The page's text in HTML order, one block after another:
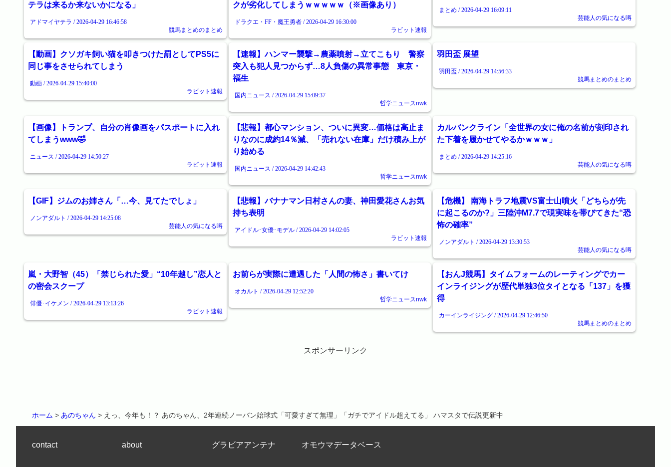
テラは来るか来ないかになる」
アドマイヤテラ / 2026-04-29 16:46:58
競馬まとめのまとめ
クが劣化してしまうｗｗｗｗｗ（※画像あり）
ドラクエ・FF・魔王勇者 / 2026-04-29 16:30:00
ラビット速報
まとめ / 2026-04-29 16:09:11
芸能人の気になる噂
【動画】クソガキ飼い猫を叩きつけた罰としてPS5に
同じ事をさせられてしまう
動画 / 2026-04-29 15:40:00
ラビット速報
【速報】ハンマー襲撃→農薬噴射→立てこもり 警察
突入も犯人見つからず…8人負傷の異常事態 東京・
福生
国内ニュース / 2026-04-29 15:09:37
哲学ニュースnwk
羽田盃 展望
羽田盃 / 2026-04-29 14:56:33
競馬まとめのまとめ
【画像】トランプ、自分の肖像画をパスポートに入れ
てしまうwww🤣
ニュース / 2026-04-29 14:50:27
ラビット速報
【悲報】都心マンション、ついに異変…価格は高止ま
りなのに成約14％減、「売れない在庫」だけ積み上が
り始める
国内ニュース / 2026-04-29 14:42:43
哲学ニュースnwk
カルバンクライン「全世界の女に俺の名前が刻印され
た下着を履かせてやるかｗｗｗ」
まとめ / 2026-04-29 14:25:16
芸能人の気になる噂
【GIF】ジムのお姉さん「…今、見てたでしょ」
ノンアダルト / 2026-04-29 14:25:08
芸能人の気になる噂
【悲報】バナナマン日村さんの妻、神田愛花さんお気
持ち表明
アイドル･女優･モデル / 2026-04-29 14:02:05
ラビット速報
【危機】 南海トラフ地震VS富士山噴火「どちらが先
に起こるのか?」三陸沖M7.7で現実味を帯びてきた“恐
怖の確率”
ノンアダルト / 2026-04-29 13:30:53
芸能人の気になる噂
嵐・大野智（45）「禁じられた愛」“10年越し”恋人と
の密会スクープ
俳優･イケメン / 2026-04-29 13:13:26
ラビット速報
お前らが実際に遭遇した「人間の怖さ」書いてけ
オカルト / 2026-04-29 12:52:20
哲学ニュースnwk
【おんJ競馬】タイムフォームのレーティングでカー
インライジングが歴代単独3位タイとなる「137」を獲
得
カーインライジング / 2026-04-29 12:46:50
競馬まとめのまとめ
スポンサーリンク
ホーム > あのちゃん > えっ、今年も！？ あのちゃん、2年連続ノーバン始球式「可愛すぎて無理」「ガチでアイドル超えてる」 ハマスタで伝説更新中
contact about グラビアアンテナ オモウマデータベース